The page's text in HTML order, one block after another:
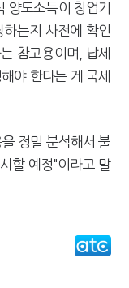
양도소득이 창업기
는지 사전에 확인
참고용이며, 납세
야 한다는 게 국세
정밀 분석해서 불
할 예정"이라고 말